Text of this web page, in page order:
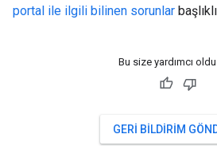
portal ile ilgili bilinen sorunlar
Bu size yardımcı
GERI BILDIRIM